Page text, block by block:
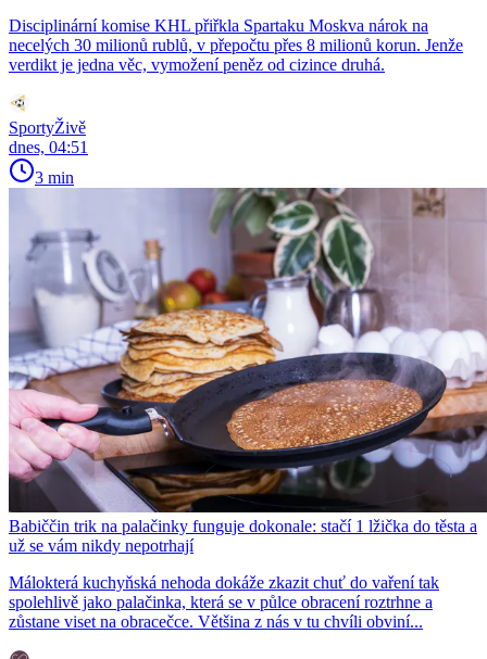
Disciplinární komise KHL přiřkla Spartaku Moskva nárok na
necelých 30 milionů rublů, v přepočtu přes 8 milionů korun. Jenže
verdikt je jedna věc, vymožení peněz od cizince druhá.
SportyŽivě
dnes, 04:51
3 min
Babiččin trik na palačinky funguje dokonale: stačí 1 lžička do těsta a
už se vám nikdy nepotrhají
Málokterá kuchyňská nehoda dokáže zkazit chuť do vaření tak
spolehlivě jako palačinka, která se v půlce obracení roztrhne a
zůstane viset na obracečce. Většina z nás v tu chvíli obviní...